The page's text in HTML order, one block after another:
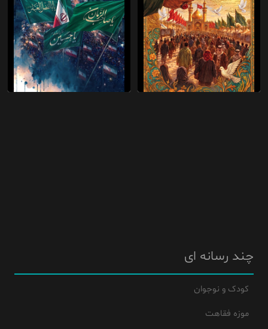
چند رسانه ای
کودک و نوجوان
موزه فقاهت